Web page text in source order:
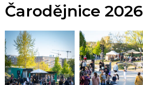
Čarodějnice 2026